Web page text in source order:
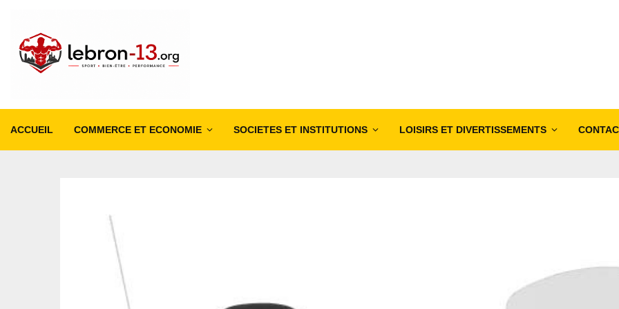
ACCUEIL COMMERCE ET ECONOMIE SOCIETES ET INSTITUTIONS LOISIRS ET DIVERTISSEMENTS